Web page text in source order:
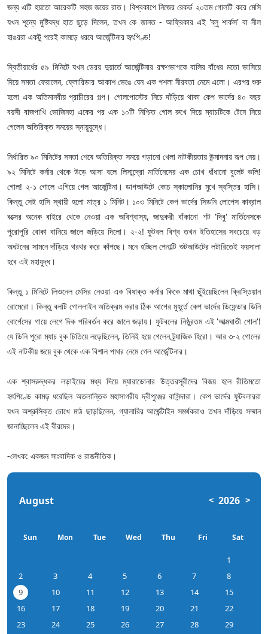
জন্য এটি হয়তো আরেকটি সহজ জয়ের রাত। বিশ্বকাপে নিজের রেকর্ড ২০তম গোলটি করে মেসি
যখন শূন্যে মুষ্টিবদ্ধ হাত ছুড়ে দিলেন, তখন কে জানত - আফ্রিকার এই 'ব্লু শার্কস' বা নীল
হাঙররা একটু পরেই কামড়ে ধরবে আর্জেন্টিনার হৃৎপিণ্ড!
দ্বিতীয়ার্ধের ৫৯ মিনিটে যখন ডেরয় দুয়ার্তে আর্জেন্টিনার রক্ষণভাগকে বালির বাঁধের মতো ভাসিয়ে
দিয়ে সমতা ফেরালেন, ফ্লোরিডার আকাশ ভেঙে যেন এক পশলা নীরবতা নেমে এলো। এরপর শুরু
হলো এক অতিমানবীয় প্রাচীরের গল্প। গোলপোস্টের নিচে দাঁড়িয়ে থাকা কেপ ভার্দের ৪০ বছর
বয়সী বাজপাখি ভোজিনহা একের পর এক ১০টি নিশ্চিত গোল রুখে দিয়ে ম্যাচটিকে টেনে নিয়ে
গেলেন অতিরিক্ত সময়ের স্নায়ুযুদ্ধে।
নির্ধারিত ৯০ মিনিটের সমতা শেষে অতিরিক্ত সময়ে গড়ানো খেলা নাটকীয়তায় উন্মাদনায় রূপ নেয়।
৯২ মিনিটে কর্নার থেকে উড়ে আসা বলে লিসান্দ্রো মার্তিনেসের এক চোখ ধাঁধানো বুলেট ভলি!
গোল! ২-১ গোলে এগিয়ে গেল আর্জেন্টিনা। ডাগআউটে কোচ স্কালোনির মুখে স্বস্তির হাসি।
কিন্তু সেই হাসি স্থায়ী হলো মাত্র ১ মিনিট। ১০৩ মিনিটে কেপ ভার্দের সিডনি লোপেস কাব্রাল
বক্সের অনেক বাইরে থেকে নেওয়া এক অবিশ্বাস্য, জাদুকরী বাঁকানো শট 'দিবু' মার্তিনেসকে
পুরোপুরি বোকা বানিয়ে জালে জড়িয়ে দিলো। ২-২! ফুটবল বিশ্ব তখন ইতিহাসের সবচেয়ে বড়
অঘটনের সামনে দাঁড়িয়ে থরথর করে কাঁপছে। মনে হচ্ছিল পেনাল্টি শুটআউটের লটারিতেই ফয়সালা
হবে এই মহাযুদ্ধ।
কিন্তু ১ মিনিটে লিওনেল মেসির নেওয়া এক বিষাক্ত কর্নার কিকে মাথা ছুঁইয়েছিলেন ক্রিস্তিয়ান
রোমেরো। কিন্তু বলটি গোললাইন অতিক্রম করার ঠিক আগের মুহূর্তে কেপ ভার্দের ডিফেন্ডার ডিনি
বোর্গেসের গায়ে লেগে দিক পরিবর্তন করে জালে জড়ায়। ফুটবলের নিষ্ঠুরতম এই 'আত্মঘাতী গোল'!
যে ডিনি পুরো ম্যাচ বুক চিতিয়ে লড়েছিলেন, তিনিই হয়ে গেলেন ট্র্যাজিক হিরো। আর ৩-২ গোলের
এই নাটকীয় জয়ে বুক থেকে এক বিশাল পাথর নেমে গেল আর্জেন্টিনার।
এক শ্বাসরুদ্ধকর লড়াইয়ের মধ্য দিয়ে ম্যারাডোনার উত্তরসূরীদের বিজয় হলে রীতিমতো
হৃৎপিণ্ডে কামড় ধরেছিল অতলান্তিক মহাসাগরীয় দ্বীপুঞ্জের বাসিন্দারা। কেপ ভার্দের ফুটবলাররা
যখন অশ্রুসিক্ত চোখে মাঠ ছাড়ছিলেন, গ্যালারির আর্জেন্টাইন সমর্থকরাও তখন দাঁড়িয়ে সম্মান
জানাচ্ছিলেন এই বীরদের।
-লেখক: একজন সাংবাদিক ও রাজনীতিক।
August < 2026 >
Sun Mon Tue Wed Thu Fri Sat
1
2
3 4 5 6 7
8
9
10 11 12 13 14
15
16
17 18 19 20 21
22
23
24 25 26 27 28 29